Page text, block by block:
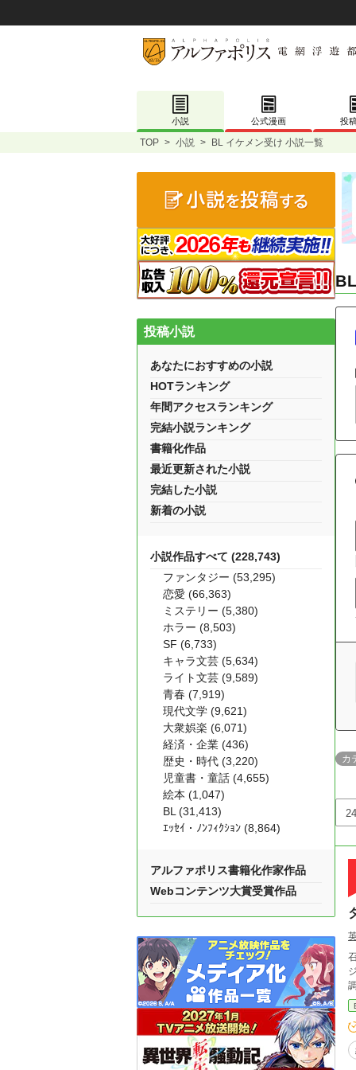
小説 公式漫画 投
TOP > 小説 > BL イケメン受け 小説一覧
カ
投稿小説
あなたにおすすめの小説
HOTランキング
年間アクセスランキング
完結小説ランキング
書籍化作品
最近更新された小説
完結した小説
新着の小説
小説作品すべて (228,743)
ファンタジー (53,295)
恋愛 (66,363)
ミステリー (5,380)
ホラー (8,503)
SF (6,733)
キャラ文芸 (5,634)
ライト文芸 (9,589)
青春 (7,919)
現代文学 (9,621)
大衆娯楽 (6,071)
経済・企業 (436)
歴史・時代 (3,220)
児童書・童話 (4,655)
絵本 (1,047)
BL (31,413)
ｴｯｾｲ・ﾉﾝﾌｨｸｼｮﾝ (8,864)
アルファポリス書籍化作家作品
Webコンテンツ大賞受賞作品